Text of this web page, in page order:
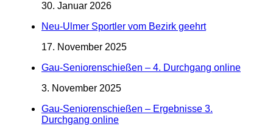
30. Januar 2026
Neu-Ulmer Sportler vom Bezirk geehrt
17. November 2025
Gau-Seniorenschießen – 4. Durchgang online
3. November 2025
Gau-Seniorenschießen – Ergebnisse 3.
Durchgang online